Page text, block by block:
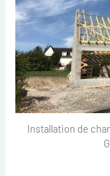
Installation de